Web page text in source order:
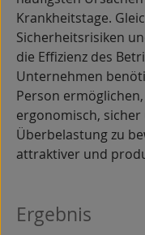
Krankheitstage.
Sicherheitsrisiken
die Effizienz des
Unternehmen
Person
ergonomisch,
Überbelastung zu
attraktiver und
Ergebnis